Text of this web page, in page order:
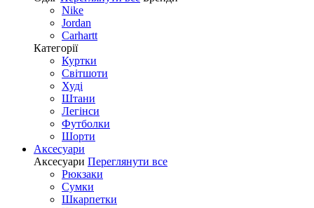
Nike
Jordan
Carhartt
Категорії
Куртки
Світшоти
Худі
Штани
Легінси
Футболки
Шорти
Аксесуари
Аксесуари Переглянути все
Рюкзаки
Сумки
Шкарпетки